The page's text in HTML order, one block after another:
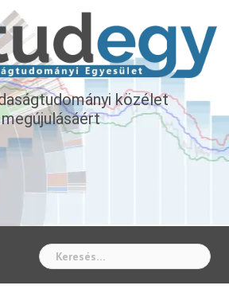
közélet
megújulásáért